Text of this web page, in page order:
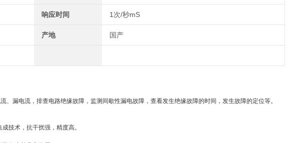
响应时间 1次/秒mS
产地 国产
漏电流，排查电路绝缘故障，监测间歇性漏电故障，查看发生绝缘故障的时间，发生故障的定位等。
技术，抗干扰强，精度高。